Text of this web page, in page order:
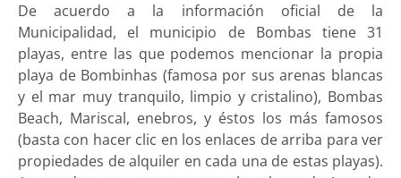
De acuerdo a la información oficial de la
Municipalidad, el municipio de Bombas tiene 31
playas, entre las que podemos mencionar la propia
playa de Bombinhas (famosa por sus arenas blancas
y el mar muy tranquilo, limpio y cristalino), Bombas
Beach, Mariscal, enebros, y éstos los más famosos
(basta con hacer clic en los enlaces de arriba para ver
propiedades de alquiler en cada una de estas playas).